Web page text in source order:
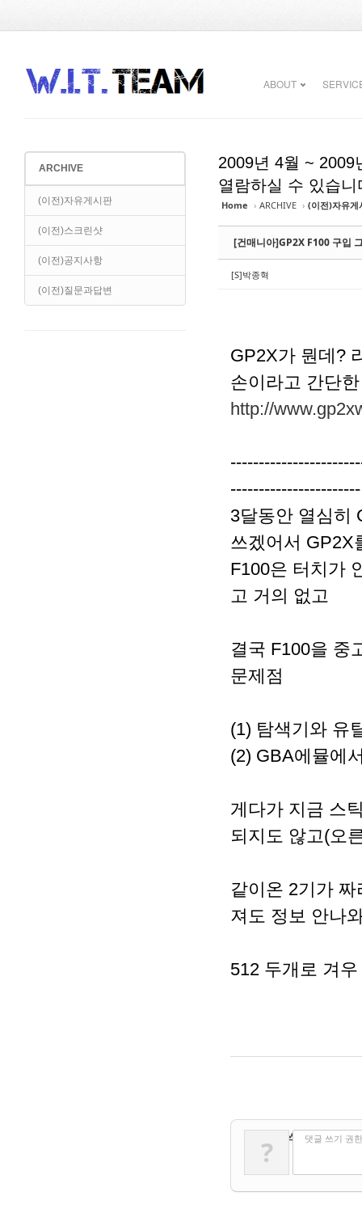
ABOUT
ARCHIVE
(이전)자유게시판
(이전)스크린샷
(이전)공지사항
(이전)질문과답변
2009년 4월 ~ 2009
열람하실 수 있습니
Home › ARCHIVE › (이전)자유게
[건매니아]GP2X F100 구입
[S]박종혁
GP2X가 뭔데?
손이라고 간단
http://
-----------------------
3달동안 열심히
쓰겠어서 GP2X
F100은 터치가
고 거의 없고
결국 F100을 중
문제점
(1) 탐색기와 유
(2) GBA에뮬에
게다가 지금 스
되지도 않고(오
같이온 2기가
져도 정보 안나
512 두개로 겨
댓글 쓰기
? 댓글 쓰기 권
Sketchbook5, 스케치북5
Sketchbook5, 스케치북5
Sketchbook5, 스케치북5
Sketchbook5, 스케치북5